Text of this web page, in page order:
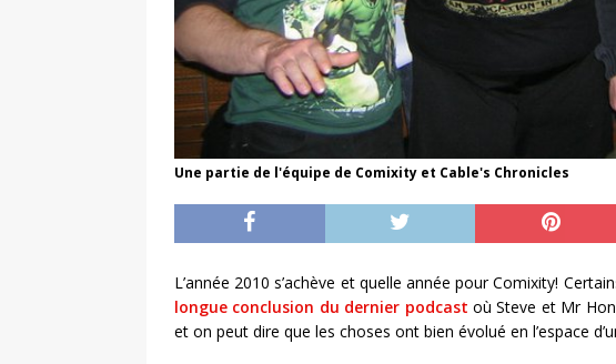
Une partie de l'équipe de Comixity et Cable's Chronicles
L’année 2010 s’achève et quelle année pour Comixity!
longue conclusion du dernier podcast où Steve et Mr
et on peut dire que les choses ont bien évolué en l’espace